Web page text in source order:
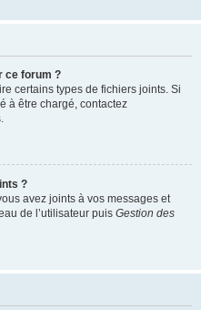
ce forum ?
certains types de fichiers joints. Si
à être chargé, contactez
?
avez joints à vos messages et
de l’utilisateur puis Gestion des